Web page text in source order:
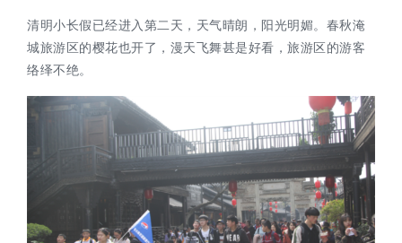
清明小长假已经进入 第二天，天气晴朗，阳光明媚。 春秋淹
城旅游区的樱花也开了，漫天飞舞甚是好看，旅游区的游客
络绎不绝。